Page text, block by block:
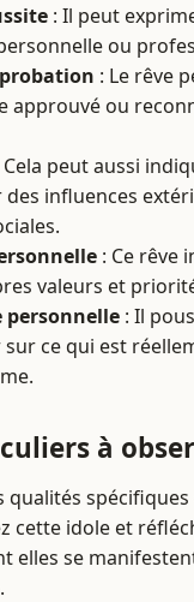
: Il peut
ou
: Le rêve
approuvé ou
Cela peut aussi
des influences
: Ce rêve
valeurs et
: Il
ce qui est
à
qualités spécifiques
cette idole et
elles se